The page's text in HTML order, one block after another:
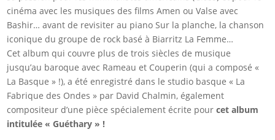
cinéma avec les musiques des films Amen ou Valse avec
Bashir… avant de revisiter au piano Sur la planche, la chanson
iconique du groupe de rock basé à Biarritz La Femme…
Cet album qui couvre plus de trois siècles de musique
jusqu’au baroque avec Rameau et Couperin (qui a composé «
La Basque » !), a été enregistré dans le studio basque « La
Fabrique des Ondes » par David Chalmin, également
compositeur d’une pièce spécialement écrite pourcet album
intitulée « Guéthary » !